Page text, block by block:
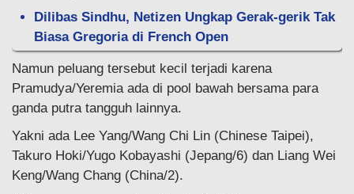
Dilibas Sindhu, Netizen Ungkap Gerak-gerik Tak
Biasa Gregoria di French Open
Namun peluang tersebut kecil terjadi karena
Pramudya/Yeremia ada di pool bawah bersama para
ganda putra tangguh lainnya.
Yakni ada Lee Yang/Wang Chi Lin (Chinese Taipei),
Takuro Hoki/Yugo Kobayashi (Jepang/6) dan Liang Wei
Keng/Wang Chang (China/2).